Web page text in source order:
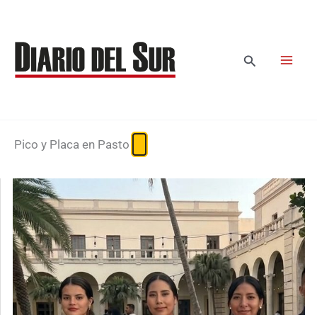
contenido
Buscar
Pico y Placa en Pasto
Posted
on